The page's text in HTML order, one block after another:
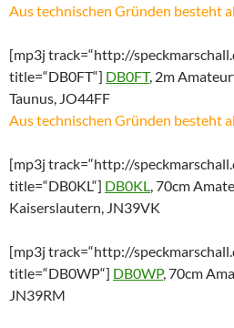
Aus technischen Gründen besteht
[mp3j track=“http://
title=“DB0FT“] DB0FT, 2m
Taunus, JO44FF
Aus technischen Gründen besteht
[mp3j track=“http://
title=“DB0KL“] DB0KL, 70cm
Kaiserslautern, JN39VK
[mp3j track=“http://
title=“DB0WP“] DB0WP, 70cm
JN39RM